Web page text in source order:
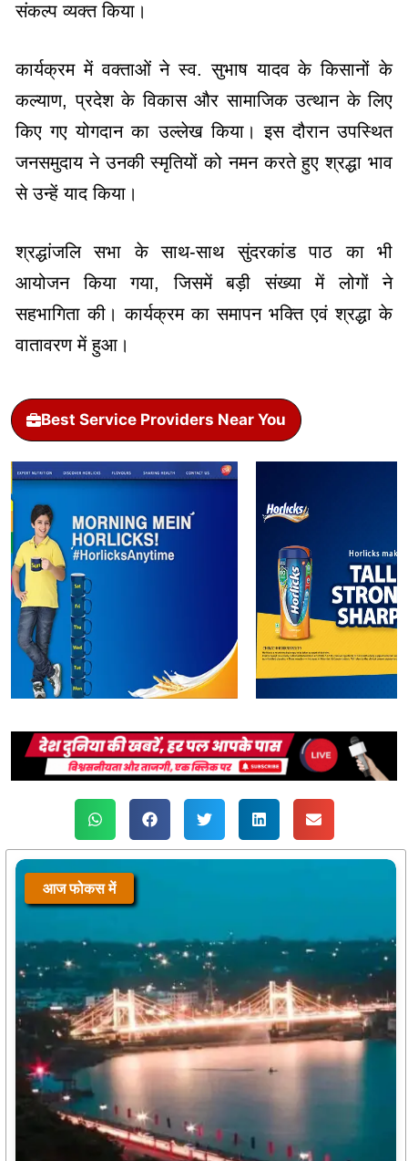
संकल्प व्यक्त किया।
कार्यक्रम में वक्ताओं ने स्व. सुभाष यादव के किसानों के
कल्याण, प्रदेश के विकास और सामाजिक उत्थान के लिए
किए गए योगदान का उल्लेख किया। इस दौरान उपस्थित
जनसमुदाय ने उनकी स्मृतियों को नमन करते हुए श्रद्धा भाव
से उन्हें याद किया।
श्रद्धांजलि सभा के साथ-साथ सुंदरकांड पाठ का भी
आयोजन किया गया, जिसमें बड़ी संख्या में लोगों ने
सहभागिता की। कार्यक्रम का समापन भक्ति एवं श्रद्धा के
वातावरण में हुआ।
Best Service Providers Near You
आज फोकस में